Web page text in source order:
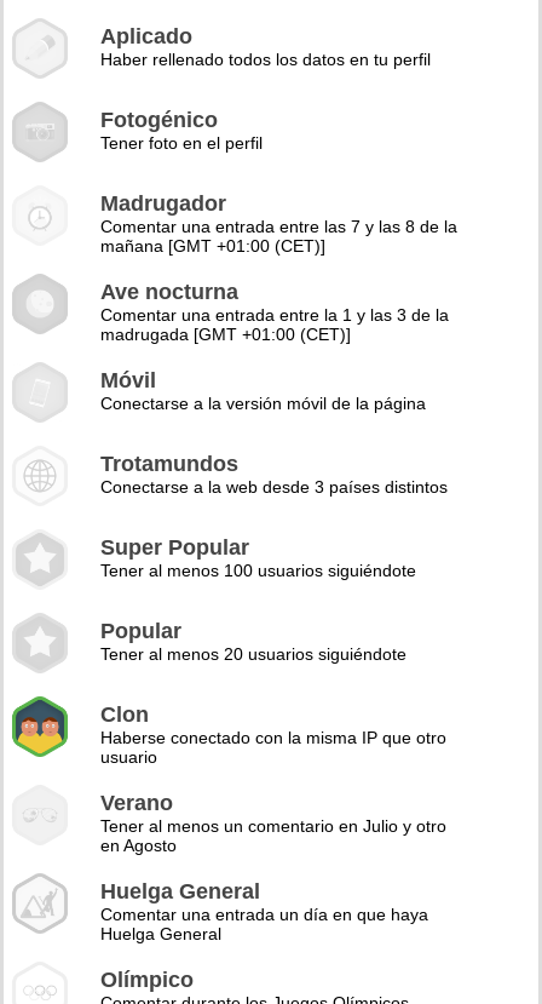
Aplicado
Haber rellenado todos los datos en tu perfil
Fotogénico
Tener foto en el perfil
Madrugador
Comentar una entrada entre las 7 y las 8 de la
mañana [GMT +01:00 (CET)]
Ave nocturna
Comentar una entrada entre la 1 y las 3 de la
madrugada [GMT +01:00 (CET)]
Móvil
Conectarse a la versión móvil de la página
Trotamundos
Conectarse a la web desde 3 países distintos
Super Popular
Tener al menos 100 usuarios siguiéndote
Popular
Tener al menos 20 usuarios siguiéndote
Clon
Haberse conectado con la misma IP que otro
usuario
Verano
Tener al menos un comentario en Julio y otro
en Agosto
Huelga General
Comentar una entrada un día en que haya
Huelga General
Olímpico